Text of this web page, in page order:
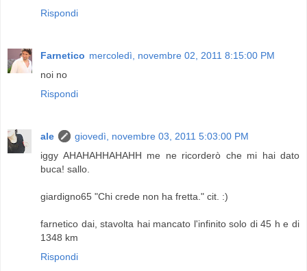
Rispondi
Farnetico mercoledì, novembre 02, 2011 8:15:00 PM
noi no
Rispondi
ale
giovedì, novembre 03, 2011 5:03:00 PM
iggy AHAHAHHAHAHH me ne ricorderò che mi hai dato
buca! sallo.
giardigno65 "Chi crede non ha fretta." cit. :)
farnetico dai, stavolta hai mancato l'infinito solo di 45 h e di
1348 km
Rispondi